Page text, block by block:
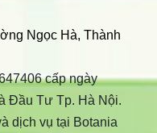
Ngọc Hà, Thành
cấp ngày
Đầu Tư Tp. Hà Nội.
dịch vụ tại Botania